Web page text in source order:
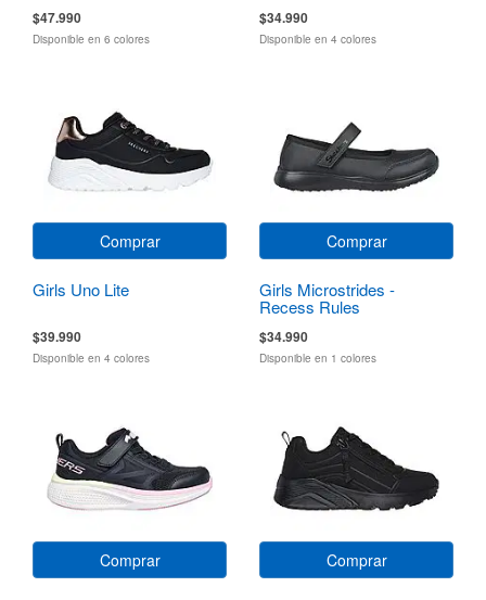
$47.990
Disponible en 6 colores
$34.990
Disponible en 4 colores
Comprar
Girls Uno Lite
$39.990
Disponible en 4 colores
Comprar
Girls Microstrides -
Recess Rules
$34.990
Disponible en 1 colores
Comprar Comprar